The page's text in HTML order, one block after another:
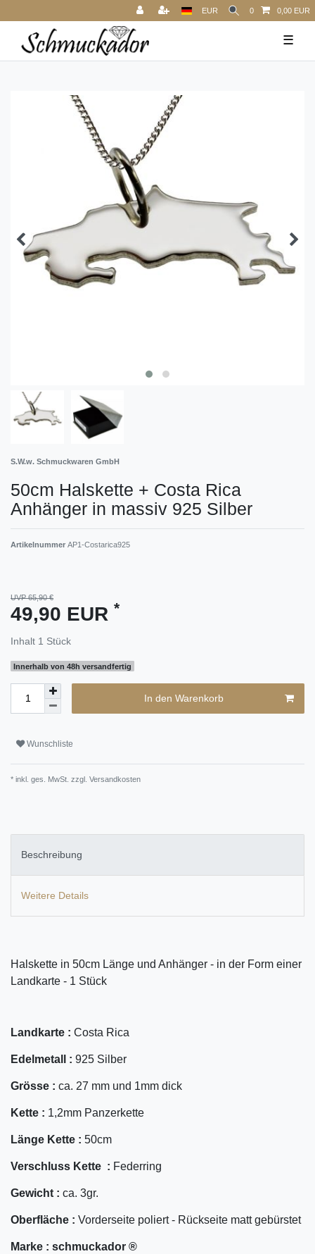
EUR 0 0,00 EUR
☰
S.W.w. Schmuckwaren GmbH
50cm Halskette + Costa Rica
Anhänger in massiv 925 Silber
Artikelnummer AP1-Costarica925
UVP 65,90 €
49,90 EUR *
Inhalt 1 Stück
Innerhalb von 48h versandfertig
In den Warenkorb
Wunschliste
* inkl. ges. MwSt. zzgl. Versandkosten
Beschreibung
Weitere Details
Halskette in 50cm Länge und Anhänger - in der Form einer
Landkarte - 1 Stück
Landkarte : Costa Rica
Edelmetall : 925 Silber
Grösse : ca. 27 mm und 1mm dick
Kette : 1,2mm Panzerkette
Länge Kette : 50cm
Verschluss Kette : Federring
Gewicht : ca. 3gr.
Oberfläche : Vorderseite poliert - Rückseite matt gebürstet
Marke : schmuckador ®